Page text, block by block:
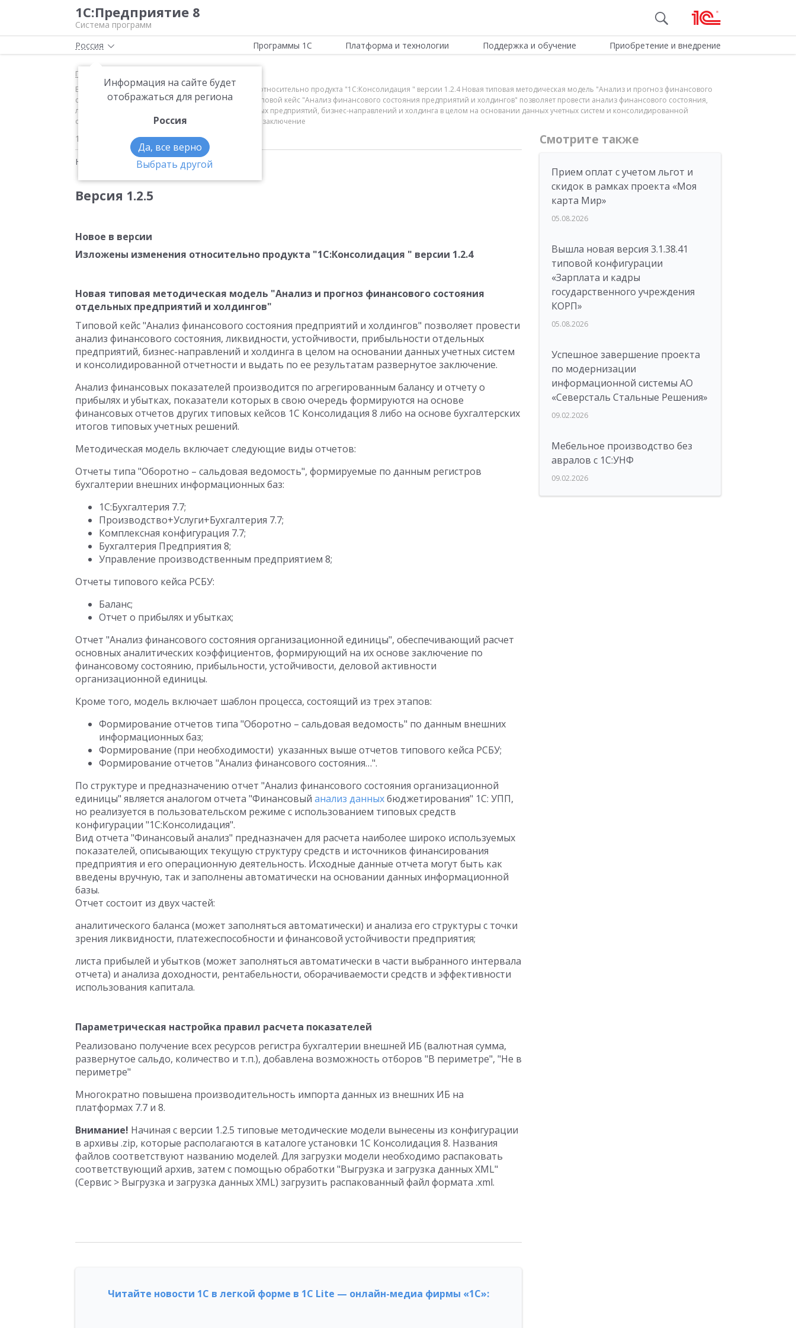
1С:Предприятие 8
Система программ
Россия
Информация на сайте будет
отображаться для региона
Россия
Да, все верно
Выбрать другой
Программы 1С Платформа и технологии Поддержка и обучение Приобретение и внедрение
Главная
Версия 1.2.5 Новое в версии Изложены изменения относительно продукта "1С:Консолидация " версии 1.2.4 Новая типовая методическая модель "Анализ и прогноз финансового
состояния отдельных предприятий и холдингов" Типовой кейс "Анализ финансового состояния предприятий и холдингов" позволяет провести анализ финансового состояния,
ликвидности, устойчивости, прибыльности отдельных предприятий, бизнес-направлений и холдинга в целом на основании данных учетных систем и консолидированной
отчетности и выдать по ее результатам развернутое заключение
11.12.2008
Новости на тему: Обновление 1С
Версия 1.2.5
Новое в версии
Изложены изменения относительно продукта "1С:Консолидация " версии 1.2.4
Новая типовая методическая модель "Анализ и прогноз финансового состояния
отдельных предприятий и холдингов"
Типовой кейс "Анализ финансового состояния предприятий и холдингов" позволяет провести
анализ финансового состояния, ликвидности, устойчивости, прибыльности отдельных
предприятий, бизнес-направлений и холдинга в целом на основании данных учетных систем
и консолидированной отчетности и выдать по ее результатам развернутое заключение.
Анализ финансовых показателей производится по агрегированным балансу и отчету о
прибылях и убытках, показатели которых в свою очередь формируются на основе
финансовых отчетов других типовых кейсов 1С Консолидация 8 либо на основе бухгалтерских
итогов типовых учетных решений.
Методическая модель включает следующие виды отчетов:
Отчеты типа "Оборотно – сальдовая ведомость", формируемые по данным регистров
бухгалтерии внешних информационных баз:
1С:Бухгалтерия 7.7;
Производство+Услуги+Бухгалтерия 7.7;
Комплексная конфигурация 7.7;
Бухгалтерия Предприятия 8;
Управление производственным предприятием 8;
Отчеты типового кейса РСБУ:
Баланс;
Отчет о прибылях и убытках;
Отчет "Анализ финансового состояния организационной единицы", обеспечивающий расчет
основных аналитических коэффициентов, формирующий на их основе заключение по
финансовому состоянию, прибыльности, устойчивости, деловой активности
организационной единицы.
Кроме того, модель включает шаблон процесса, состоящий из трех этапов:
Формирование отчетов типа "Оборотно – сальдовая ведомость" по данным внешних
информационных баз;
Формирование (при необходимости) указанных выше отчетов типового кейса РСБУ;
Формирование отчетов "Анализ финансового состояния…".
По структуре и предназначению отчет "Анализ финансового состояния организационной
единицы" является аналогом отчета "Финансовый анализ данныхбюджетирования" 1С: УПП,
но реализуется в пользовательском режиме с использованием типовых средств
конфигурации "1С:Консолидация".
Вид отчета "Финансовый анализ" предназначен для расчета наиболее широко используемых
показателей, описывающих текущую структуру средств и источников финансирования
предприятия и его операционную деятельность. Исходные данные отчета могут быть как
введены вручную, так и заполнены автоматически на основании данных информационной
базы.
Отчет состоит из двух частей:
аналитического баланса (может заполняться автоматически) и анализа его структуры с точки
зрения ликвидности, платежеспособности и финансовой устойчивости предприятия;
листа прибылей и убытков (может заполняться автоматически в части выбранного интервала
отчета) и анализа доходности, рентабельности, оборачиваемости средств и эффективности
использования капитала.
Параметрическая настройка правил расчета показателей
Реализовано получение всех ресурсов регистра бухгалтерии внешней ИБ (валютная сумма,
развернутое сальдо, количество и т.п.), добавлена возможность отборов "В периметре", "Не в
периметре"
Многократно повышена производительность импорта данных из внешних ИБ на
платформах 7.7 и 8.
Внимание! Начиная с версии 1.2.5 типовые методические модели вынесены из конфигурации
в архивы .zip, которые располагаются в каталоге установки 1С Консолидация 8. Названия
файлов соответствуют названию моделей. Для загрузки модели необходимо распаковать
соответствующий архив, затем с помощью обработки "Выгрузка и загрузка данных XML"
(Сервис > Выгрузка и загрузка данных XML) загрузить распакованный файл формата .xml.
Читайте новости 1С в легкой форме в 1С Lite — онлайн-медиа фирмы «1С»:
Смотрите также
Прием оплат с учетом льгот и
скидок в рамках проекта «Моя
карта Мир»
05.08.2026
Вышла новая версия 3.1.38.41
типовой конфигурации
«Зарплата и кадры
государственного учреждения
КОРП»
05.08.2026
Успешное завершение проекта
по модернизации
информационной системы АО
«Северсталь Стальные Решения»
09.02.2026
Мебельное производство без
авралов с 1С:УНФ
09.02.2026